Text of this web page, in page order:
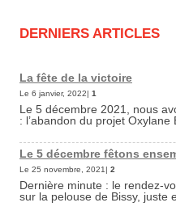
DERNIERS ARTICLES
La fête de la victoire
Le 6 janvier, 2022| 1
Le 5 décembre 2021, nous
: l’abandon du projet Oxylane
Le 5 décembre fêtons
Le 25 novembre, 2021| 2
Dernière minute : le rendez-
sur la pelouse de Bissy, juste